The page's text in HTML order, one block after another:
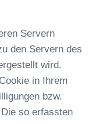
Servern
den Servern des
wird.
in Ihrem
bzw.
so erfassten